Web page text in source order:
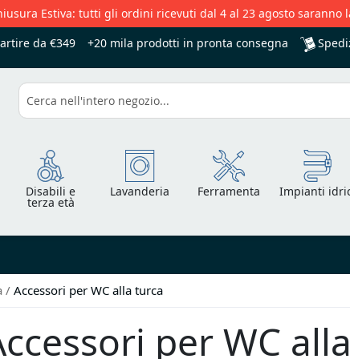
Estiva: tutti gli ordini ricevuti dal 4 al 23 agosto saranno
da €349 +20 mila prodotti in pronta consegna
Cerca
Disabili e
terza età
Lavanderia Ferramenta Impianti
Accessori per WC alla turca
per WC